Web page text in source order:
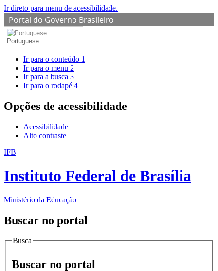
Ir direto para menu de acessibilidade.
Portal do Governo Brasileiro
Portuguese
Ir para o conteúdo 1
Ir para o menu 2
Ir para a busca 3
Ir para o rodapé 4
Opções de acessibilidade
Acessibilidade
Alto contraste
IFB
Instituto Federal de Brasília
Ministério da Educação
Buscar no portal
Busca
Buscar no portal